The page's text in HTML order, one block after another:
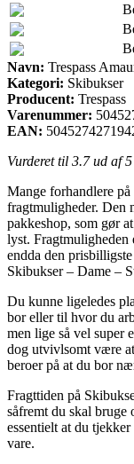
Navn: Trespass
Kategori: Skibukser
Producent: Trespass
Varenummer:
EAN:
Vurderet til 3.7ud af 5
Mange forhandlere
fragtmuligheder. Den
pakkeshop, som gør
lyst.
endda den
Skibukser – Dame –
Du kunne ligeledes
bor eller til hvor du
men lige så vel super
dog utvivlsomt være
beroer på at du bor
Fragttiden på
såfremt du skal bruge
essentielt at du
vare.